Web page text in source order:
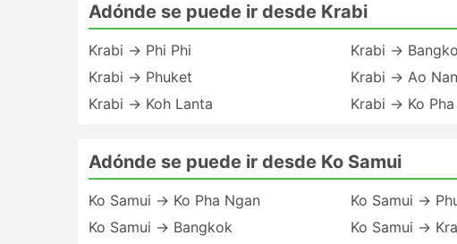
Adónde se puede ir desde Krabi
Krabi → Phi Phi
Krabi → Phuket
Krabi → Koh Lanta
Krabi →
Krabi → Ao
Krabi → Ko Pha
Adónde se puede ir desde Ko Samui
Ko Samui → Ko Pha Ngan
Ko Samui → Bangkok
Ko Samui →
Ko Samui →